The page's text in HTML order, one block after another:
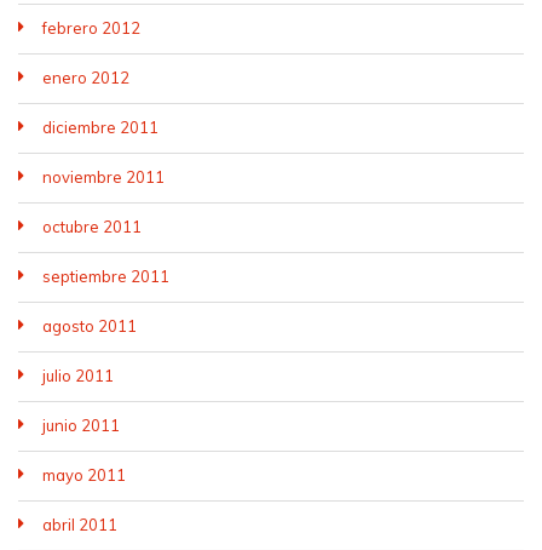
febrero 2012
enero 2012
diciembre 2011
noviembre 2011
octubre 2011
septiembre 2011
agosto 2011
julio 2011
junio 2011
mayo 2011
abril 2011